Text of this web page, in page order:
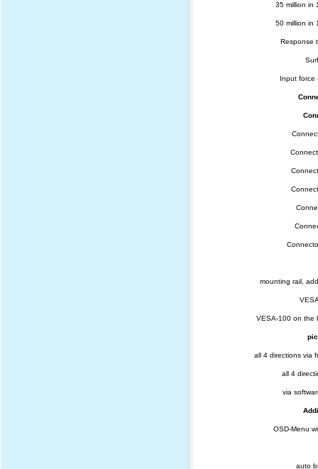
35 million in
50 million in
Response
Input force
mounting rail,
VESA-100 on the
all 4 directions via
all 4
via
OSD-Menu
auto